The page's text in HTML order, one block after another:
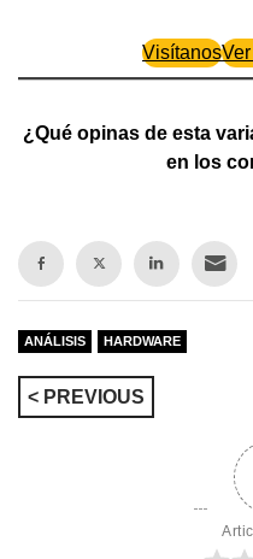
Visítanos
¿Qué opinas de esta
en los
ANÁLISIS HARDWARE
Navegación
< PREVIOUS